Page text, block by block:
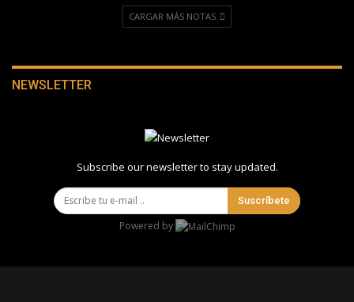
CARGAR MÁS NOTAS
NEWSLETTER
Subscribe our newsletter to stay updated.
Suscríbete
Powered by